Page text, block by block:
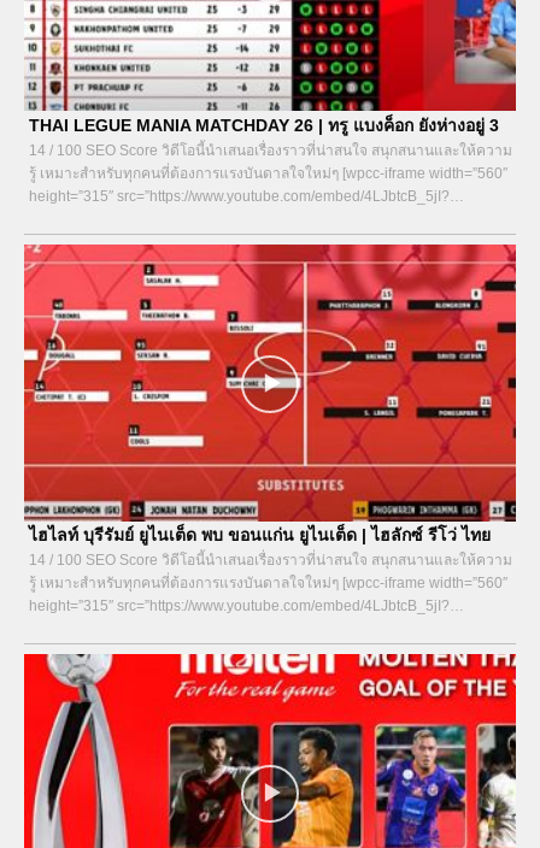
THAI LEGUE MANIA MATCHDAY 26 | ทรู แบงค็อก ยังห่างอยู่ 3
14 / 100 SEO Score วิดีโอนี้นำเสนอเรื่องราวที่น่าสนใจ สนุกสนานและให้ความ
รู้ เหมาะสำหรับทุกคนที่ต้องการแรงบันดาลใจใหม่ๆ [wpcc-iframe width=”560″
height=”315″ src=”https://www.youtube.com/embed/4LJbtcB_5jI?
ไฮไลท์ บุรีรัมย์ ยูไนเต็ด พบ ขอนแก่น ยูไนเต็ด | ไฮลักซ์ รีโว่ ไทย
14 / 100 SEO Score วิดีโอนี้นำเสนอเรื่องราวที่น่าสนใจ สนุกสนานและให้ความ
รู้ เหมาะสำหรับทุกคนที่ต้องการแรงบันดาลใจใหม่ๆ [wpcc-iframe width=”560″
height=”315″ src=”https://www.youtube.com/embed/4LJbtcB_5jI?